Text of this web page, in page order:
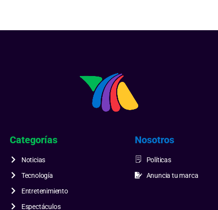
Categorías
Noticias
Tecnología
Entretenimiento
Espectáculos
Nosotros
Políticas
Anuncia tu marca